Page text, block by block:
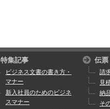
特集記事
ビジネス文書の書き方・
マナー
新入社員のためのビジネ
スマナー
伝票
請
見
納
そ